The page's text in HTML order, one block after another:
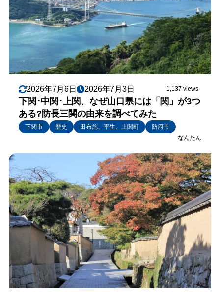
2026年7月6日 2026年7月3日 1,137 views
下関･中関･上関、なぜ山口県には「関」が3つ
ある?防長三関の由来を調べてみた
下関市 歴史 田布施、平生、上関町
防府市
なんたん